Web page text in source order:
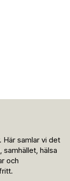
Här samlar vi det
hälsa
och